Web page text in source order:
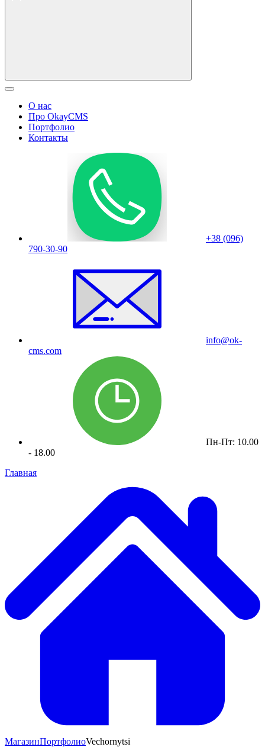
О нас
Про OkayCMS
Портфолио
Контакты
+38 (096)
790-30-90
info@ok-
cms.com
Пн-Пт: 10.00
- 18.00
Главная
МагазинПортфолиоVechornytsi